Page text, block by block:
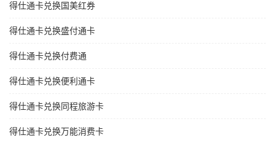
得仕通卡兑换国美红券
得仕通卡兑换盛付通卡
得仕通卡兑换付费通
得仕通卡兑换便利通卡
得仕通卡兑换同程旅游卡
得仕通卡兑换万能消费卡